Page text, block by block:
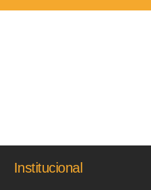
Institucional